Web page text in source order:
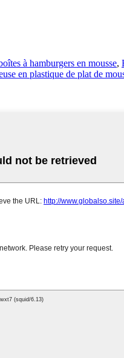
à hamburgers en mousse,
en plastique de plat de